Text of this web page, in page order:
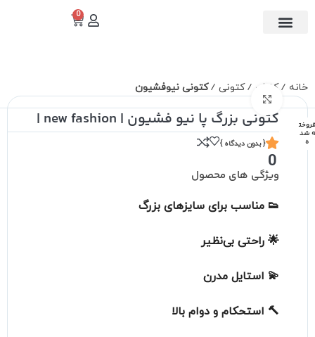
0
خانه کفش کتونی کتونی نیوفشیون
ه شد
ه
برای بزرگنمایی کلیک کنید
کتونی بزرگ پا نیو فشیون | new fashion |
0
{ بدون دیدگاه }
ویژگی های محصول
👟 مناسب برای سایزهای بزرگ
🌟 راحتی بی‌نظیر
💫 استایل مدرن
🔨 استحکام و دوام بالا